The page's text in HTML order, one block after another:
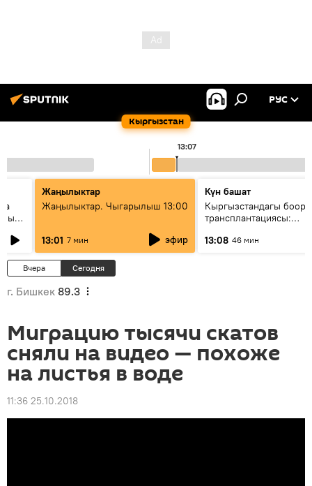
Кыргызстан
РУС
13:07
Жаңылыктар
Жаңылыктар. Чыгарылыш 13:00
13:01 7 мин эфир
Күн башат
Кыргызстандагы боор
трансплантациясы:
келечеги
13:08 46 мин
Вчера Сегодня
г. Бишкек 89.3
Миграцию тысячи скатов
сняли на видео — похоже
на листья в воде
11:36 25.10.2018